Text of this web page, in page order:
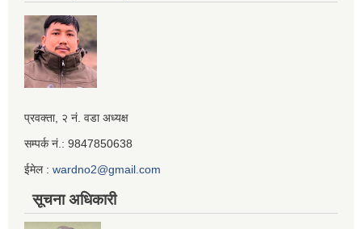
Iframe
Generator
प्रवक्ता, २ नं. वडा अध्यक्ष
सम्पर्क नं.: 9847850638
ईमेल : wardno2@gmail.com
सूचना अधिकारी